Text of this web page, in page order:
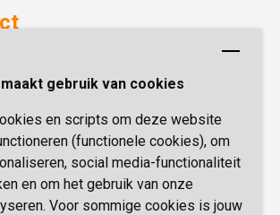
gebruik van cookies
en scripts om deze website
(functionele cookies), om
social media-functionaliteit
en om het gebruik van onze
Voor sommige cookies is jouw
4 777
in!